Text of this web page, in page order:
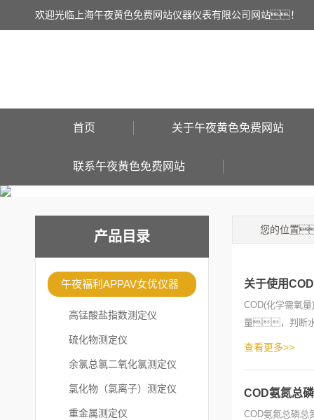
欢迎光临上海午夜黄色免费网站仪器仪表有限公司网站！
首页 关于午夜黄色免费网站
联系午夜黄色免费网站
产品目录
午夜福利APPAV女优仪器
高锰酸盐指数测定仪
硫化物测定仪
余氯总氯二氧化氯测定仪
氯化物（氯离子）测定仪
重金属测定仪
您的位置
关于使用
COD(化学需氧
量，判断水
细说明。一
查看更多>>
COD氨氮总
COD氨氮总磷